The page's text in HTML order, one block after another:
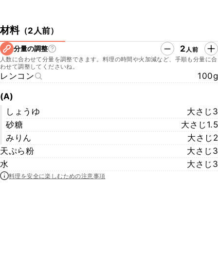
材料（2人前）
分量の調整 2 人前
人数に合わせて分量を調整できます。料理の時間や火加減など、手順も分量に合
わせて調整してくださいね。
レンコン 100g
(A)
しょうゆ
大さじ3
砂糖
大さじ1.5
みりん
大さじ2
天ぷら粉
大さじ3
水
大さじ3
料理を安全に楽しむための注意事項